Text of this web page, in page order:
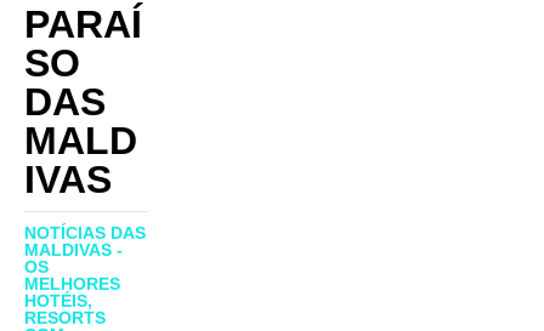
PARAÍ
SO
DAS
MALD
IVAS
NOTÍCIAS DAS
MALDIVAS -
OS
MELHORES
HOTÉIS,
RESORTS